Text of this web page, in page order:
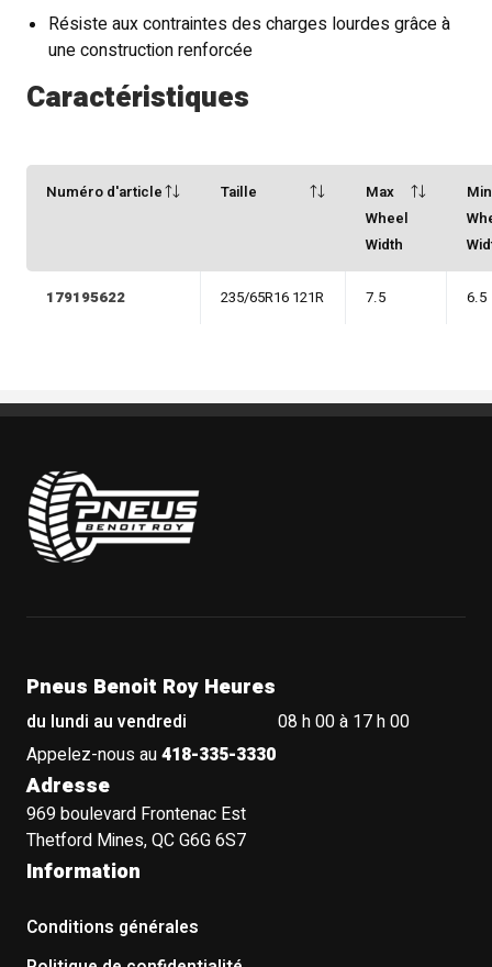
Résiste aux contraintes des charges lourdes grâce à
une construction renforcée
Caractéristiques
Numéro d'article Taille
Max
Wheel
Width
Min
179195622 235/65R16 121R 7.5 6.5
Pneus Benoit Roy
Pneus Benoit Roy Heures
du lundi au vendredi
08 h 00 à 17 h 00
Appelez-nous au418-335-3330
Adresse
969 boulevard Frontenac Est
Thetford Mines, QC G6G 6S7
Information
Conditions générales